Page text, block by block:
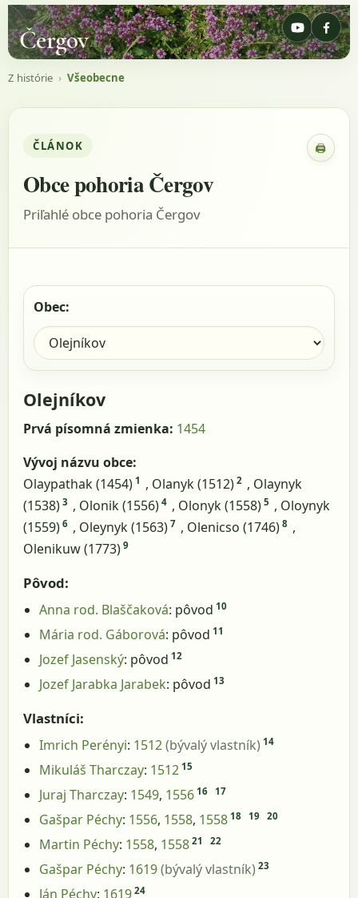
Čergov
Z histórie › Všeobecne
ČLÁNOK 🖨
Obce pohoria Čergov
Priľahlé obce pohoria Čergov
Obec:
Olejníkov
Prvá písomná zmienka: 1454
Vývoj názvu obce:
Olaypathak (1454) 1 , Olanyk (1512) 2 , Olaynyk
(1538) 3 , Olonik (1556) 4 , Olonyk (1558) 5 , Oloynyk
(1559) 6 , Oleynyk (1563) 7 , Olenicso (1746) 8 ,
Olenikuw (1773) 9
Pôvod:
Anna rod. Blaščaková: pôvod 10
Mária rod. Gáborová: pôvod 11
Jozef Jasenský: pôvod 12
Jozef Jarabka Jarabek: pôvod 13
Vlastníci:
Imrich Perényi: 1512(bývalý vlastník) 14
Mikuláš Tharczay: 1512 15
Juraj Tharczay: 1549, 1556 16 17
Gašpar Péchy: 1556, 1558, 1558 18 19 20
Martin Péchy: 1558, 1558 21 22
Gašpar Péchy: 1619(bývalý vlastník) 23
Ján Péchy: 1619 24